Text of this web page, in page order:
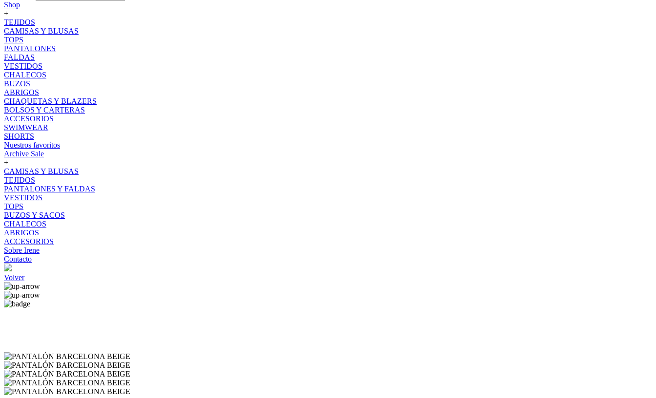
Shop
+
TEJIDOS
CAMISAS Y BLUSAS
TOPS
PANTALONES
FALDAS
VESTIDOS
CHALECOS
BUZOS
ABRIGOS
CHAQUETAS Y BLAZERS
BOLSOS Y CARTERAS
ACCESORIOS
SWIMWEAR
SHORTS
Nuestros favoritos
Archive Sale
+
CAMISAS Y BLUSAS
TEJIDOS
PANTALONES Y FALDAS
VESTIDOS
TOPS
BUZOS Y SACOS
CHALECOS
ABRIGOS
ACCESORIOS
Sobre Irene
Contacto
Volver